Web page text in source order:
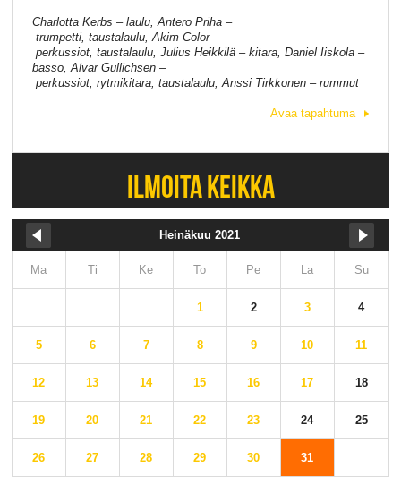
Charlotta Kerbs – laulu, Antero Priha –
trumpetti, taustalaulu, Akim Color –
perkussiot, taustalaulu, Julius Heikkilä – kitara, Daniel Iiskola –
basso, Alvar Gullichsen –
perkussiot, rytmikitara, taustalaulu, Anssi Tirkkonen – rummut
Avaa tapahtuma
ILMOITA KEIKKA
Heinäkuu 2021
Ma Ti Ke To Pe La Su
1 2 3 4
5 6 7 8 9 10 11
12 13 14 15 16 17 18
19 20 21 22 23 24 25
26 27 28 29 30 31